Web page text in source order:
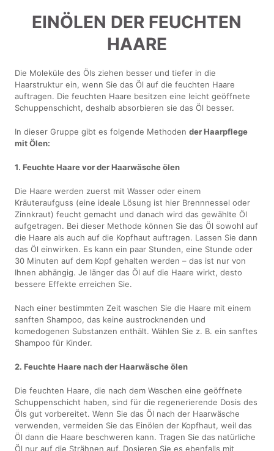
EINÖLEN DER FEUCHTEN
HAARE
Die Moleküle des Öls ziehen besser und tiefer in die
Haarstruktur ein, wenn Sie das Öl auf die feuchten Haare
auftragen. Die feuchten Haare besitzen eine leicht geöffnete
Schuppenschicht, deshalb absorbieren sie das Öl besser.
In dieser Gruppe gibt es folgende Methodender Haarpflege
mit Ölen:
1. Feuchte Haare vor der Haarwäsche ölen
Die Haare werden zuerst mit Wasser oder einem
Kräuteraufguss (eine ideale Lösung ist hier Brennnessel oder
Zinnkraut) feucht gemacht und danach wird das gewählte Öl
aufgetragen. Bei dieser Methode können Sie das Öl sowohl auf
die Haare als auch auf die Kopfhaut auftragen. Lassen Sie dann
das Öl einwirken. Es kann ein paar Stunden, eine Stunde oder
30 Minuten auf dem Kopf gehalten werden – das ist nur von
Ihnen abhängig. Je länger das Öl auf die Haare wirkt, desto
bessere Effekte erreichen Sie.
Nach einer bestimmten Zeit waschen Sie die Haare mit einem
sanften Shampoo, das keine austrocknenden und
komedogenen Substanzen enthält. Wählen Sie z. B. ein sanftes
Shampoo für Kinder.
2. Feuchte Haare nach der Haarwäsche ölen
Die feuchten Haare, die nach dem Waschen eine geöffnete
Schuppenschicht haben, sind für die regenerierende Dosis des
Öls gut vorbereitet. Wenn Sie das Öl nach der Haarwäsche
verwenden, vermeiden Sie das Einölen der Kopfhaut, weil das
Öl dann die Haare beschweren kann. Tragen Sie das natürliche
Öl nur auf die Strähnen auf. Dosieren Sie es ebenfalls mit